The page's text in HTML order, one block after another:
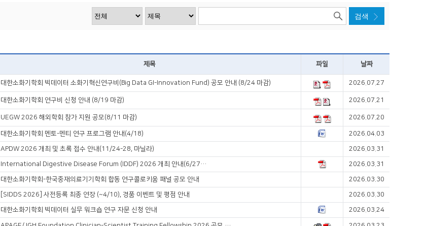
제목 파일 날짜
대한소화기학회 빅데이터 소화기혁신연구비(Big Data GI-Innovation Fund) 공모 안내 (8/24 마감) 2026.07.27
대한소화기학회 연구비 신청 안내 (8/19 마감) 2026.07.21
UEGW 2026 해외학회 참가 지원 공모(8/11 마감) 2026.07.20
대한소화기학회 멘토-멘티 연구 프로그램 안내(4/18) 2026.04.03
APDW 2026 개최 및 초록 접수 안내(11/24-28, 마닐라) 2026.03.31
International Digestive Disease Forum (IDDF) 2026 개최 안내(6/27-28) 2026.03.31
대한소화기학회-한국중재의료기기학회 합동 연구콜로키움 패널 공모 안내 2026.03.30
[SIDDS 2026] 사전등록 최종 연장 (~4/10), 경품 이벤트 및 평점 안내 2026.03.30
대한소화기학회 빅데이터 실무 워크숍 연구 자문 신청 안내 2026.03.24